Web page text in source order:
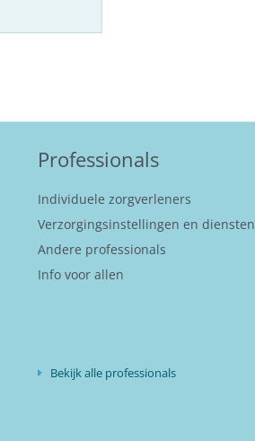
Professionals
Individuele zorgverleners
Verzorgingsinstellingen en diensten
Andere professionals
Info voor allen
Bekijk alle professionals